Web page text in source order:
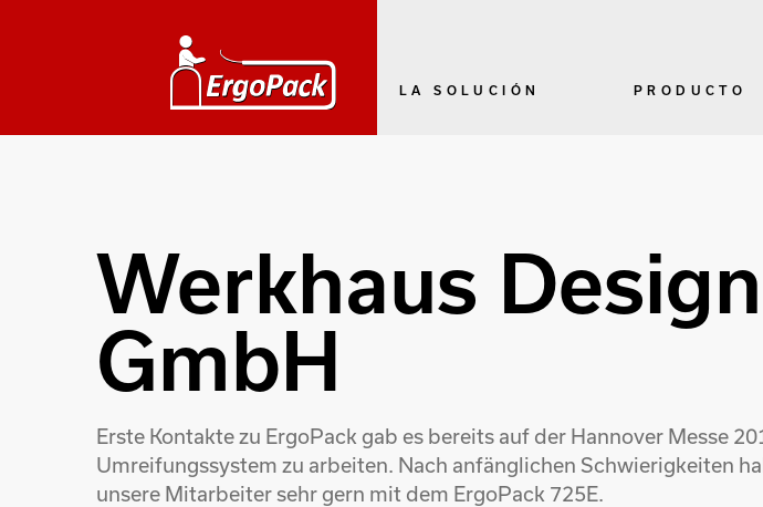
LA SOLUCIÓN PRODUCTO
Werkhaus
GmbH
Erste Kontakte zu ErgoPack gab es bereits auf der Hannover Messe
Umreifungssystem zu arbeiten. Nach anfänglichen Schwierigkeiten
unsere Mitarbeiter sehr gern mit dem ErgoPack 725E.